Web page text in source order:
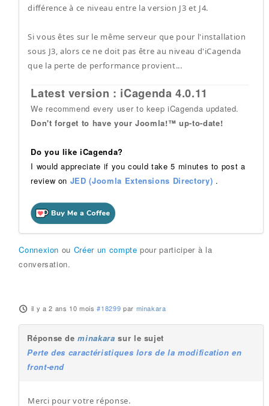
différence à ce niveau entre la version J3 et J4.
Si vous êtes sur le même serveur que pour l'installation
sous J3, alors ce ne doit pas être au niveau d'iCagenda
que la perte de performance provient...
Latest version : iCagenda 4.0.11
We recommend every user to keep iCagenda updated.
Don't forget to have your Joomla!™ up-to-date!
Do you like iCagenda?
I would appreciate if you could take 5 minutes to post a
review on JED (Joomla Extensions Directory) .
Connexion ou Créer un compte pour participer à la
conversation.
il y a 2 ans 10 mois #18299 par minakara
Réponse deminakara sur le sujet
Perte des caractéristiques lors de la modification en
front-end
Merci pour votre réponse.